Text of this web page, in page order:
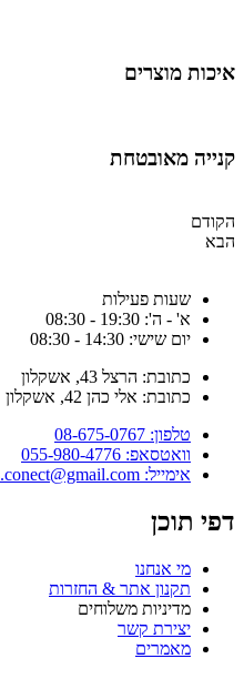
איכות מוצרים
קנייה מאובטחת
הקודם
הבא
שעות פעילות
א' - ה': 19:30 - 08:30
יום שישי: 14:30 - 08:30
כתובת: הרצל 43, אשקלון
כתובת: אלי כהן 42, אשקלון
טלפון: 08-675-0767
וואטסאפ: 055-980-4776
אימייל: dubitoys.conect@gmail.com
דפי תוכן
מי אנחנו
תקנון אתר & החזרות
מדיניות משלוחים
יצירת קשר
מאמרים